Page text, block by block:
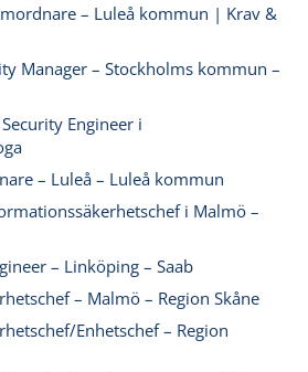
– Luleå kommun | Krav &
Manager – Stockholms kommun –
Engineer i
– Luleå – Luleå kommun
i Malmö –
– Linköping – Saab
– Malmö – Region Skåne
Enhetschef – Region